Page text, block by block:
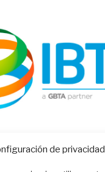
de privacidad